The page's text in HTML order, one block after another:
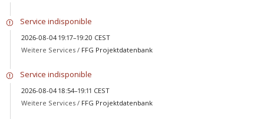
Service indisponible
2026-08-04 19:17–19:20 CEST
Weitere Services / FFG Projektdatenbank
Service indisponible
2026-08-04 18:54–19:11 CEST
Weitere Services / FFG Projektdatenbank